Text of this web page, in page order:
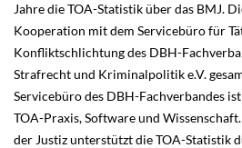
Jahre die TOA-Statistik über das BMJ.
Kooperation mit dem Servicebüro für
Konfliktschlichtung des DBH-
Strafrecht und Kriminalpolitik e.V.
Servicebüro des DBH-Fachverbandes
TOA-Praxis, Software und
der Justiz unterstützt die TOA-Statistik